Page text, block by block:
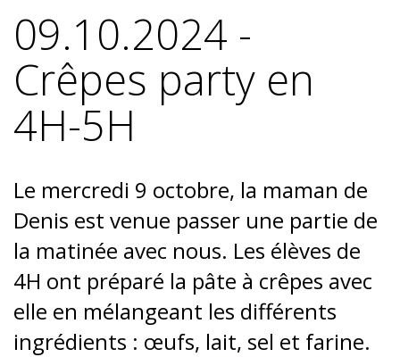
09.10.2024 -
Crêpes party en
4H-5H
Le mercredi 9 octobre, la maman de
Denis est venue passer une partie de
la matinée avec nous. Les élèves de
4H ont préparé la pâte à crêpes avec
elle en mélangeant les différents
ingrédients : œufs, lait, sel et farine.